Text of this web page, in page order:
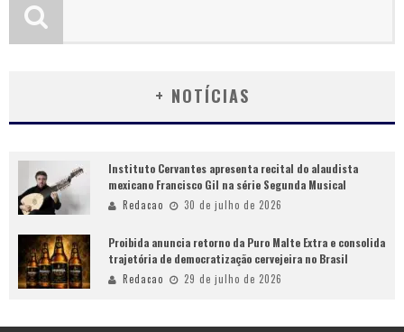
+ NOTÍCIAS
Instituto Cervantes apresenta recital do alaudista
mexicano Francisco Gil na série Segunda Musical
Redacao 30 de julho de 2026
Proibida anuncia retorno da Puro Malte Extra e consolida
trajetória de democratização cervejeira no Brasil
Redacao 29 de julho de 2026